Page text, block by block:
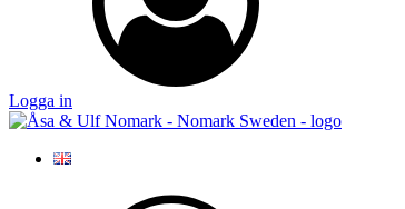
Logga in